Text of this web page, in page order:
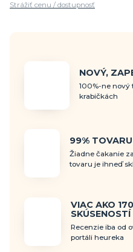
Strážiť cenu / dostupnosť
NOVÝ,
100%-ne nový
krabičkách
99%
Žiadne čakanie
tovaru je ihneď
VIAC AKO
SKÚSENOSTÍ
Recenzie iba od
portáli heureka